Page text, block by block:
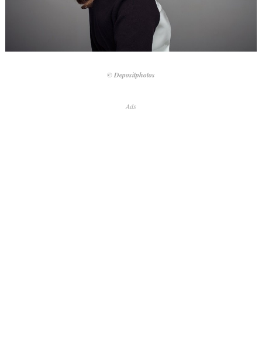
© Depositphotos
Ads